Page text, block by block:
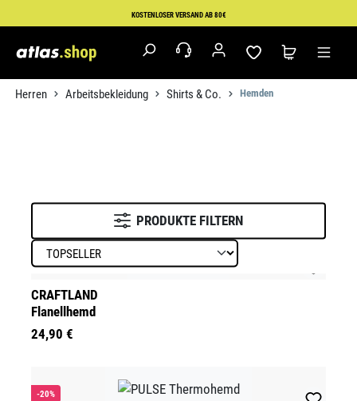
Zum Hauptinhalt springenKOSTENLOSER VERSAND AB 80€
Herren Arbeitsbekleidung Shirts & Co. Hemden
PRODUKTE FILTERN
CRAFTLAND
Flanellhemd
24,90 €
-20%